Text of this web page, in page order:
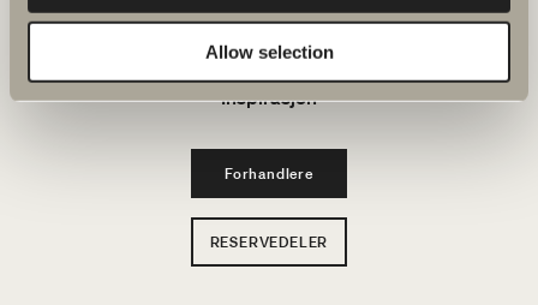
Allow selection
Bærekraft
Inspirasjon
Forhandlere
RESERVEDELER